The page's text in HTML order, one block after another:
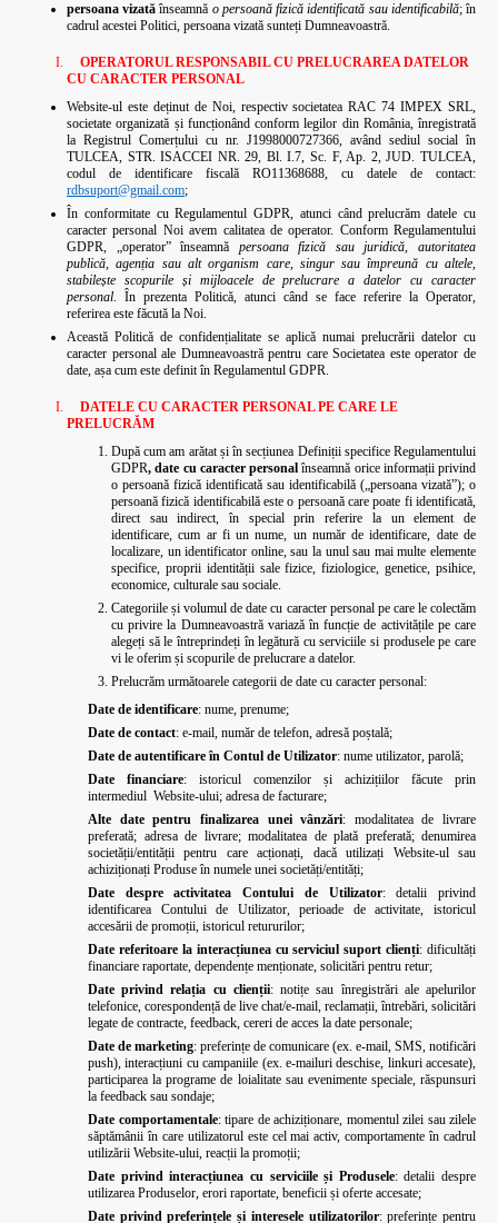
persoana vizatăînseamnă o persoană fizică identificată sau identificabilă; în
cadrul acestei Politici, persoana vizată sunteți Dumneavoastră.
OPERATORUL RESPONSABIL CU PRELUCRAREA DATELOR
CU CARACTER PERSONAL
Website-ul este deținut de Noi, respectiv societatea RAC 74 IMPEX SRL,
societate organizată și funcționând conform legilor din România, înregistrată
la Registrul Comerțului cu nr. J1998000727366, având sediul social în
TULCEA, STR. ISACCEI NR. 29, Bl. I.7, Sc. F, Ap. 2, JUD. TULCEA,
codul de identificare fiscală RO11368688, cu datele de contact:
rdbsuport@gmail.com;
În conformitate cu Regulamentul GDPR, atunci când prelucrăm datele cu
caracter personal Noi avem calitatea de operator. Conform Regulamentului
GDPR, „operator” înseamnă persoana fizică sau juridică, autoritatea
publică, agenția sau alt organism care, singur sau împreună cu altele,
stabilește scopurile și mijloacele de prelucrare a datelor cu caracter
personal. În prezenta Politică, atunci când se face referire la Operator,
referirea este făcută la Noi.
Această Politică de confidențialitate se aplică numai prelucrării datelor cu
caracter personal ale Dumneavoastră pentru care Societatea este operator de
date, așa cum este definit în Regulamentul GDPR.
DATELE CU CARACTER PERSONAL PE CARE LE
PRELUCRĂM
După cum am arătat și în secțiunea Definiții specifice Regulamentului
GDPR, date cu caracter personal înseamnă orice informații privind
o persoană fizică identificată sau identificabilă („persoana vizată”); o
persoană fizică identificabilă este o persoană care poate fi identificată,
direct sau indirect, în special prin referire la un element de
identificare, cum ar fi un nume, un număr de identificare, date de
localizare, un identificator online, sau la unul sau mai multe elemente
specifice, proprii identității sale fizice, fiziologice, genetice, psihice,
economice, culturale sau sociale.
Categoriile și volumul de date cu caracter personal pe care le colectăm
cu privire la Dumneavoastră variază în funcție de activitățile pe care
alegeți să le întreprindeți în legătură cu serviciile si produsele pe care
vi le oferim și scopurile de prelucrare a datelor.
Prelucrăm următoarele categorii de date cu caracter personal:
Date de identificare: nume, prenume;
Date de contact: e-mail, număr de telefon, adresă poștală;
Date de autentificare în Contul de Utilizator: nume utilizator, parolă;
Date financiare: istoricul comenzilor și achizițiilor făcute prin
intermediul Website-ului; adresa de facturare;
Alte date pentru finalizarea unei vânzări: modalitatea de livrare
preferată; adresa de livrare; modalitatea de plată preferată; denumirea
societății/entității pentru care acționați, dacă utilizați Website-ul sau
achiziționați Produse în numele unei societăți/entități;
Date despre activitatea Contului de Utilizator: detalii privind
identificarea Contului de Utilizator, perioade de activitate, istoricul
accesării de promoții, istoricul retururilor;
Date referitoare la interacțiunea cu serviciul suport clienți: dificultăți
financiare raportate, dependențe menționate, solicitări pentru retur;
Date privind relația cu clienții: notițe sau înregistrări ale apelurilor
telefonice, corespondență de live chat/e-mail, reclamații, întrebări, solicitări
legate de contracte, feedback, cereri de acces la date personale;
Date de marketing: preferințe de comunicare (ex. e-mail, SMS, notificări
push), interacțiuni cu campaniile (ex. e-mailuri deschise, linkuri accesate),
participarea la programe de loialitate sau evenimente speciale, răspunsuri
la feedback sau sondaje;
Date comportamentale: tipare de achiziționare, momentul zilei sau zilele
săptămânii în care utilizatorul este cel mai activ, comportamente în cadrul
utilizării Website-ului, reacții la promoții;
Date privind interacțiunea cu serviciile și Produsele: detalii despre
utilizarea Produselor, erori raportate, beneficii și oferte accesate;
Date privind preferințele și interesele utilizatorilor: preferințe pentru